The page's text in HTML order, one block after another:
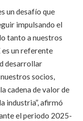
un desafío que
impulsando el
tanto a nuestros
es un referente
desarrollar
socios,
cadena de valor de
industria”, afirmó
el periodo 2025-